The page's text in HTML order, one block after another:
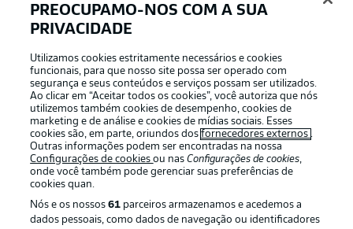
Escolha seu idioma
Português Modo de visualização
Login
PREOCUPAMO-NOS COM A SUA
PRIVACIDADE
Utilizamos cookies estritamente necessários e cookies
funcionais, para que nosso site possa ser operado com
segurança e seus conteúdos e serviços possam ser utilizados.
Ao clicar em “Aceitar todos os cookies”, você autoriza que nós
utilizemos também cookies de desempenho, cookies de
marketing e de análise e cookies de mídias sociais. Esses
cookies são, em parte, oriundos dosfornecedores externos .
Outras informações podem ser encontradas na nossa
Configurações de cookiesou nasConfigurações de cookies,
onde você também pode gerenciar suas preferências de
cookies quan.
Nós e os nossos61 parceiros armazenamos e acedemos a
dados pessoais, como dados de navegação ou identificadores